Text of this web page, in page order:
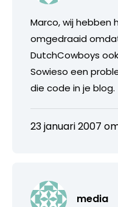
Marco, wij hebben
omgedraaid
DutchCowboys
Sowieso een
die code in je blog.
23 januari 2007
media